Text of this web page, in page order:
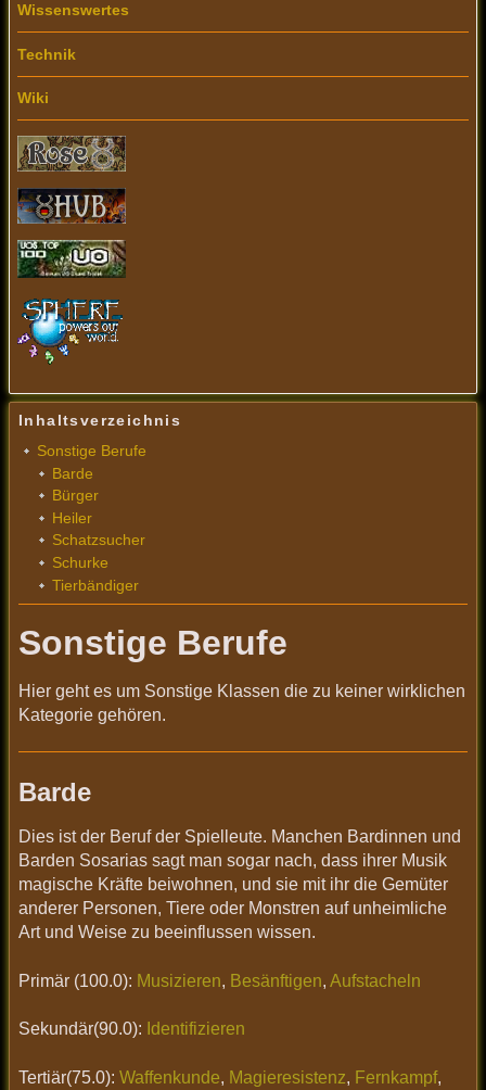
Wissenswertes
Technik
Wiki
Inhaltsverzeichnis
Sonstige Berufe
Barde
Bürger
Heiler
Schatzsucher
Schurke
Tierbändiger
Sonstige Berufe
Hier geht es um Sonstige Klassen die zu keiner wirklichen
Kategorie gehören.
Barde
Dies ist der Beruf der Spielleute. Manchen Bardinnen und
Barden Sosarias sagt man sogar nach, dass ihrer Musik
magische Kräfte beiwohnen, und sie mit ihr die Gemüter
anderer Personen, Tiere oder Monstren auf unheimliche
Art und Weise zu beeinflussen wissen.
Primär (100.0): Musizieren, Besänftigen, Aufstacheln
Sekundär(90.0): Identifizieren
Tertiär(75.0): Waffenkunde, Magieresistenz, Fernkampf,